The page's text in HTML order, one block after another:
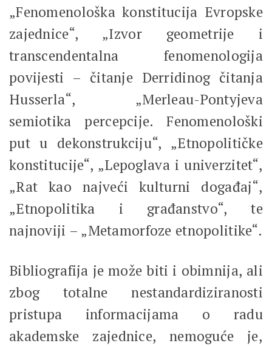
„Fenomenološka konstitucija Evropske
zajednice“, „Izvor geometrije i
transcendentalna fenomenologija
povijesti – čitanje Derridinog čitanja
Husserla“, „Merleau-Pontyjeva
semiotika percepcije. Fenomenološki
put u dekonstrukciju“, „Etnopolitičke
konstitucije“, „Lepoglava i univerzitet“,
„Rat kao najveći kulturni događaj“,
„Etnopolitika i građanstvo“, te
najnoviji – „Metamorfoze etnopolitike“.
Bibliografija je može biti i obimnija, ali
zbog totalne nestandardiziranosti
pristupa informacijama o radu
akademske zajednice, nemoguće je,